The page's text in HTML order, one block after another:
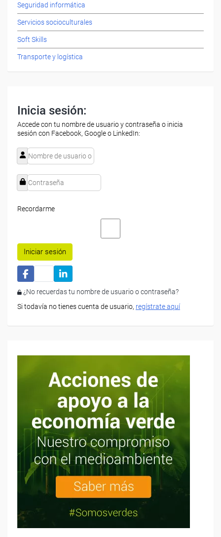
Seguridad informática
Servicios socioculturales
Soft Skills
Transporte y logística
Inicia sesión:
Accede con tu nombre de usuario y contraseña o inicia
sesión con Facebook, Google o LinkedIn:
Recordarme
Iniciar sesión
¿No recuerdas tu nombre de usuario o contraseña?
Si todavía no tienes cuenta de usuario, regístrate aquí